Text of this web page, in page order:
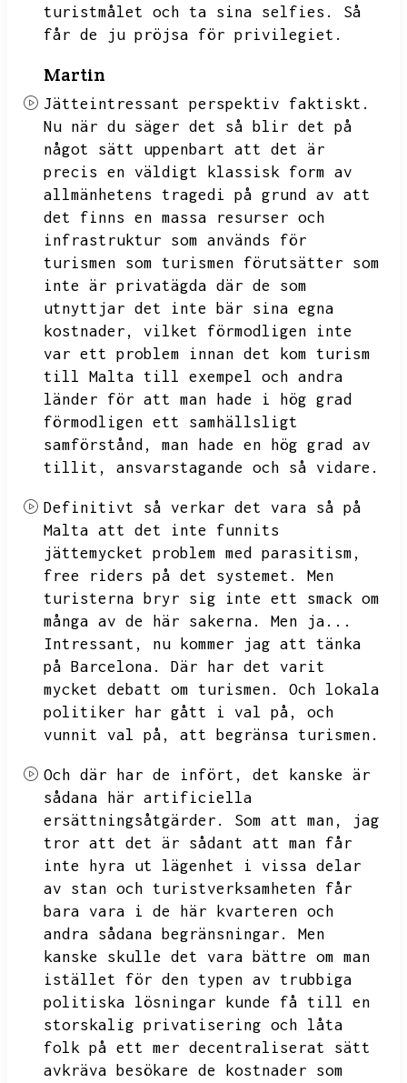
turistmålet och ta sina selfies.
Så
får de ju pröjsa för privilegiet.
Martin
Jätteintressant perspektiv faktiskt.
Nu när du säger det så blir det på
något sätt uppenbart att det är
precis en väldigt klassisk form av
allmänhetens tragedi på grund av att
det finns en massa resurser och
infrastruktur som används för
turismen som turismen förutsätter som
inte är privatägda där de som
utnyttjar det inte bär sina egna
kostnader,
vilket förmodligen inte
var ett problem innan det kom turism
till Malta till exempel och andra
länder för att man hade i hög grad
förmodligen ett samhällsligt
samförstånd,
man hade en hög grad av
tillit,
ansvarstagande och så vidare.
Definitivt så verkar det vara så på
Malta att det inte funnits
jättemycket problem med parasitism,
free riders på det systemet.
Men
turisterna bryr sig inte ett smack om
många av de här sakerna.
Men ja...
Intressant,
nu kommer jag att tänka
på Barcelona.
Där har det varit
mycket debatt om turismen.
Och lokala
politiker har gått i val på,
och
vunnit val på,
att begränsa turismen.
Och där har de infört,
det kanske är
sådana här artificiella
ersättningsåtgärder.
Som att man,
jag
tror att det är sådant att man får
inte hyra ut lägenhet i vissa delar
av stan och turistverksamheten får
bara vara i de här kvarteren och
andra sådana begränsningar.
Men
kanske skulle det vara bättre om man
istället för den typen av trubbiga
politiska lösningar kunde få till en
storskalig privatisering och låta
folk på ett mer decentraliserat sätt
avkräva besökare de kostnader som